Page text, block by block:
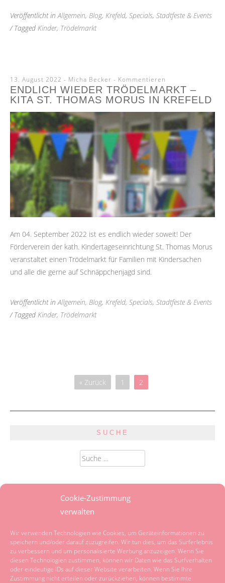
Cookie-Zustimmung
verwalten
Wir verwenden Technologien wie Cookies, um Geräteinformationen zu
speichern und/oder darauf zuzugreifen. Wir tun dies, um das Surferlebnis
zu verbessern und um personalisierte Werbung anzuzeigen. Wenn Sie
diesen Technologien zustimmen, können wir Daten wie das Surfverhalten
oder eindeutige IDs auf dieser Website verarbeiten. Wenn Sie Ihre
Zustimmung nicht erteilen oder zurückziehen, können bestimmte
Veröffentlicht inAllgemein, Blog, Krefeld, Specials, Stadtfeste & Events
/ Tagged Kinder, Trödelmarkt
13. August 2022 - Micha Becker Kommentieren
ENDLICH WIEDER TRÖDELMARKT –
KITA ST. THOMAS MORUS IN KREFELD
Am 04. September 2022 ist es endlich wieder soweit! Der
Förderverein der kath. Kindertageseinrichtung St. Thomas Morus
veranstaltet einen Trödelmarkt für Familien mit Kindersachen
und alle die gerne auf Schnäppchenjagd sind.
Veröffentlicht in Allgemein, Blog, Krefeld, Specials, Stadtfeste & Events
/ Tagged Kinder, Trödelmarkt
« Zurück 1 2
SUCHE
Suche
nach:
KATEGORIEN